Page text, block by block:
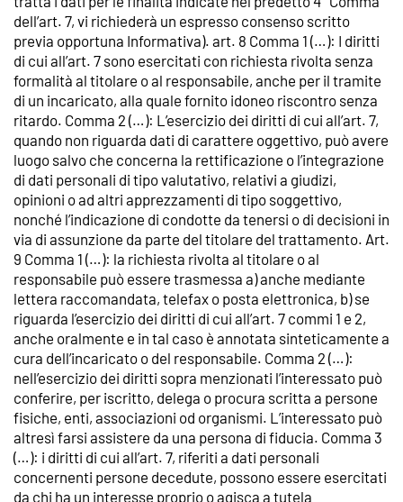
dell’art. 7, vi richiederà un espresso consenso scritto
previa opportuna Informativa). art. 8 Comma 1 (…): I diritti
di cui all’art. 7 sono esercitati con richiesta rivolta senza
formalità al titolare o al responsabile, anche per il tramite
di un incaricato, alla quale fornito idoneo riscontro senza
ritardo. Comma 2 (…): L’esercizio dei diritti di cui all’art. 7,
quando non riguarda dati di carattere oggettivo, può avere
luogo salvo che concerna la rettificazione o l’integrazione
di dati personali di tipo valutativo, relativi a giudizi,
opinioni o ad altri apprezzamenti di tipo soggettivo,
nonché l’indicazione di condotte da tenersi o di decisioni in
via di assunzione da parte del titolare del trattamento. Art.
9 Comma 1 (…): la richiesta rivolta al titolare o al
responsabile può essere trasmessa a) anche mediante
lettera raccomandata, telefax o posta elettronica, b) se
riguarda l’esercizio dei diritti di cui all’art. 7 commi 1 e 2,
anche oralmente e in tal caso è annotata sinteticamente a
cura dell’incaricato o del responsabile. Comma 2 (…):
nell’esercizio dei diritti sopra menzionati l’interessato può
conferire, per iscritto, delega o procura scritta a persone
fisiche, enti, associazioni od organismi. L’interessato può
altresì farsi assistere da una persona di fiducia. Comma 3
(…): i diritti di cui all’art. 7, riferiti a dati personali
concernenti persone decedute, possono essere esercitati
da chi ha un interesse proprio o agisca a tutela